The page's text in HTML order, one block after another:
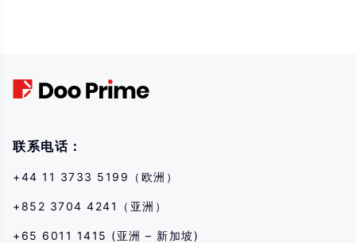
desempenho futuro, por favor, certifique-se de que você entende
profissional independente.
联系电话：
+44 11 3733 5199（欧洲）
+852 3704 4241（亚洲）
+65 6011 1415 (亚洲 – 新加坡)